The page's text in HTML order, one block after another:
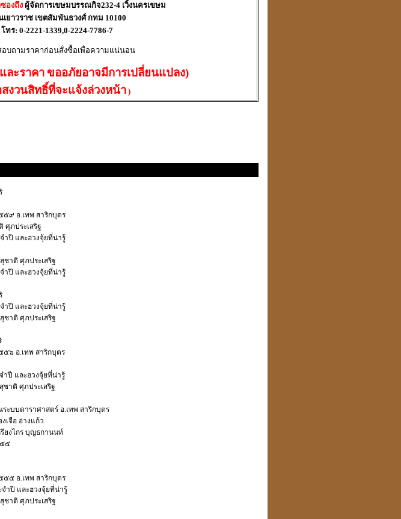
องถึง ผู้จัดการเขษมบรรณกิจ232-4 เวิ้งนครเขษม
เยาวราช เขตสัมพันธวงศ์ กทม 10100
โทร: 0-2221-1339,0-2224-7786-7
อบถามราคาก่อนสั่งซื้อเพื่อความแน่นอน
ละราคา ขออภัยอาจมีการเปลี่ยนแปลง)
งวนสิทธิ์ที่จะแจ้งล่วงหน้า)
๕๙ อ.เทพ สาริกบุตร
ศุภประเสริฐ
ปี และฮวงจุ้ยที่น่ารู้
าติ ศุภประเสริฐ
ปี และฮวงจุ้ยที่น่ารู้
ปี และฮวงจุ้ยที่น่ารู้
าติ ศุภประเสริฐ
๕๖ อ.เทพ สาริกบุตร
ปี และฮวงจุ้ยที่น่ารู้
าติ ศุภประเสริฐ
ะบบดาราศาสตร์ อ.เทพ สาริกบุตร
เจือ อ่างแก้ว
รียงไกร บุญธกานนท์
๕๕
๕๕ อ.เทพ สาริกบุตร
ำปี และฮวงจุ้ยที่น่ารู้
าติ ศุภประเสริฐ